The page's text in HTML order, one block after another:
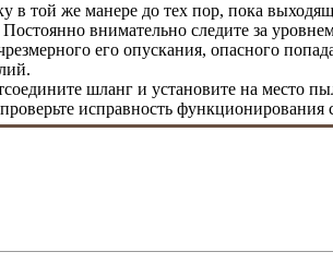
в той же манере до тех пор, пока
внимательно следите за
его опускания, опасного
шланг и установите на место
исправность функционирования